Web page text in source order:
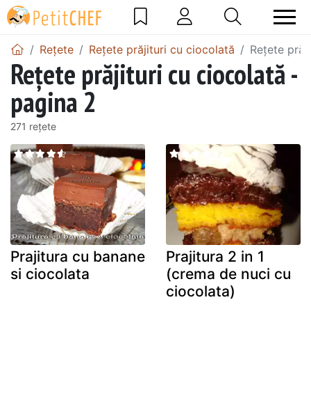
Rețete Rețete prăjituri cu ciocolată Rețete
Rețete prăjituri cu ciocolată -
pagina 2
271 rețete
Prajitura cu banane
si ciocolata
Prajitura 2 in 1
(crema de nuci cu
ciocolata)